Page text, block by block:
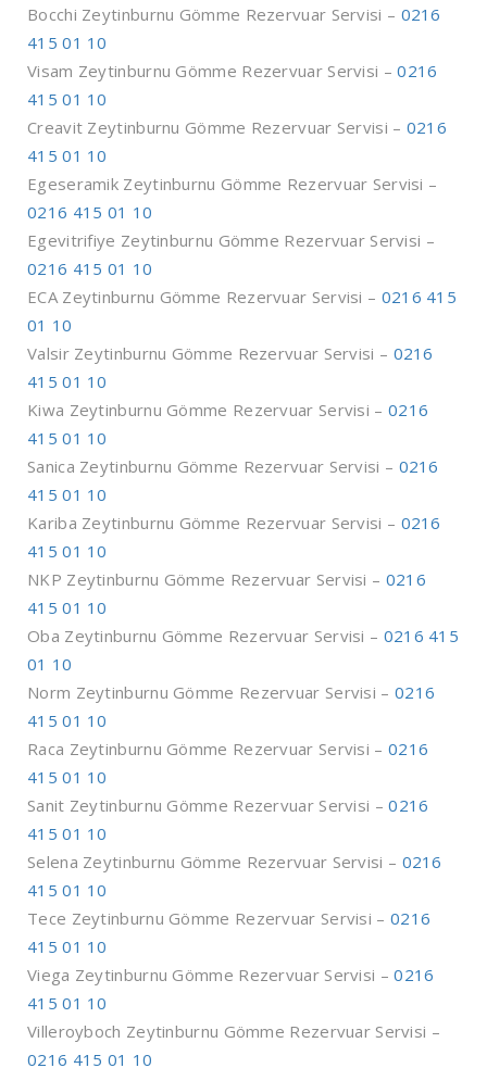
Bocchi Zeytinburnu Gömme Rezervuar Servisi – 0216
415 01 10
Visam Zeytinburnu Gömme Rezervuar Servisi –0216
415 01 10
Creavit Zeytinburnu Gömme Rezervuar Servisi – 0216
415 01 10
Egeseramik Zeytinburnu Gömme Rezervuar Servisi –
0216 415 01 10
Egevitrifiye Zeytinburnu Gömme Rezervuar Servisi –
0216 415 01 10
ECA Zeytinburnu Gömme Rezervuar Servisi – 0216 415
01 10
Valsir Zeytinburnu Gömme Rezervuar Servisi – 0216
415 01 10
Kiwa Zeytinburnu Gömme Rezervuar Servisi – 0216
415 01 10
Sanica Zeytinburnu Gömme Rezervuar Servisi – 0216
415 01 10
Kariba Zeytinburnu Gömme Rezervuar Servisi – 0216
415 01 10
NKP Zeytinburnu Gömme Rezervuar Servisi – 0216
415 01 10
Oba Zeytinburnu Gömme Rezervuar Servisi – 0216 415
01 10
Norm Zeytinburnu Gömme Rezervuar Servisi – 0216
415 01 10
Raca Zeytinburnu Gömme Rezervuar Servisi – 0216
415 01 10
Sanit Zeytinburnu Gömme Rezervuar Servisi –0216
415 01 10
Selena Zeytinburnu Gömme Rezervuar Servisi – 0216
415 01 10
Tece Zeytinburnu Gömme Rezervuar Servisi – 0216
415 01 10
Viega Zeytinburnu Gömme Rezervuar Servisi –0216
415 01 10
Villeroyboch Zeytinburnu Gömme Rezervuar Servisi –
0216 415 01 10